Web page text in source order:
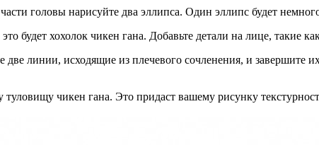
головы нарисуйте два эллипса. Один эллипс будет
будет хохолок чикен гана. Добавьте детали на лице, такие
линии, исходящие из плечевого сочленения, и завершите
чикен гана. Это придаст вашему рисунку